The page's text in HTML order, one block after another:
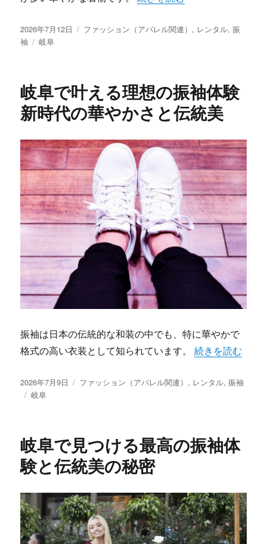
投
稿
2026年7月12日
カ
ファッション（アパレル関連） , レンタル,振
袖
タ
岐阜
岐阜で叶える理想の振袖体験
新時代の華やかさと伝統美
振袖は日本の伝統的な和装の中でも、特に華やかで
格式の高い衣装として知られています。“岐阜で叶える
続きを読む
投
稿
2026年7月9日
カ
ファッション（アパレル関連） , レンタル,振袖
タ
岐阜
岐阜で見つける最高の振袖体
験と伝統美の秘密